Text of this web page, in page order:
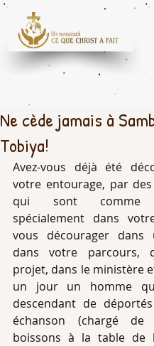
Ne cède jamais à
Tobiya!
Avez-vous déjà été
votre entourage, par
qui sont comme
spécialement dans
vous décourager dans
dans votre parcours,
projet, dans le ministère
un jour un homme
descendant de
échanson (chargé
boissons à la table de